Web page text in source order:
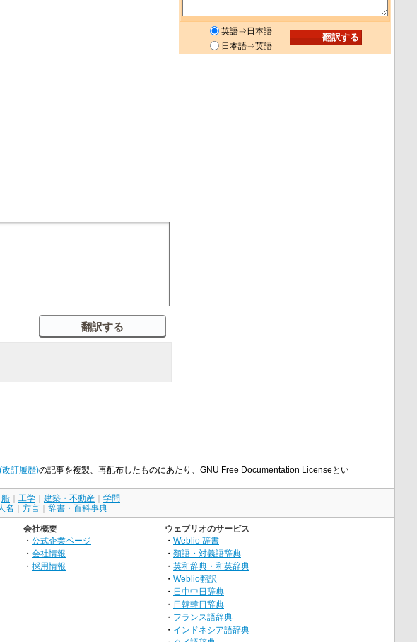
英語⇒日本語
日本語⇒英語
(改訂履歴)の記事を複製、再配布したものにあたり、GNU Free Documentation Licenseとい
船 工学 建築・不動産
学問
名 方言 辞書・百科事典
会社概要
・ 公式企業ページ
・ 会社情報
・ 採用情報
ウェブリオのサービス
・ Weblio 辞書
・ 類語・対義語辞典
・ 英和辞典・和英辞典
・ Weblio翻訳
・ 日中中日辞典
・ 日韓韓日辞典
・ フランス語辞典
・ インドネシア語辞典